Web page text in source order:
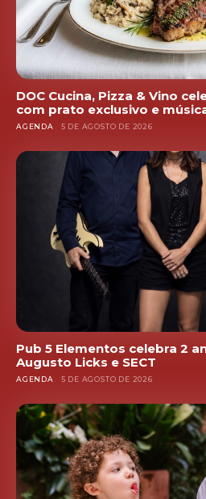
DOC Cucina, Pizza & Vino
com prato exclusivo e
AGENDA 5 DE AGOSTO DE 2026
Pub 5 Elementos celebra 2
Augusto Licks e SECT
AGENDA 5 DE AGOSTO DE 2026